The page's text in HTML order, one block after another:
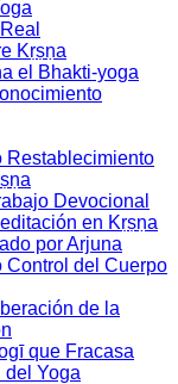
Kṛṣṇa
el Bhakti-yoga
Restablecimiento
Devocional
en Kṛṣṇa
por Arjuna
Control del Cuerpo
de la
que Fracasa
del Yoga